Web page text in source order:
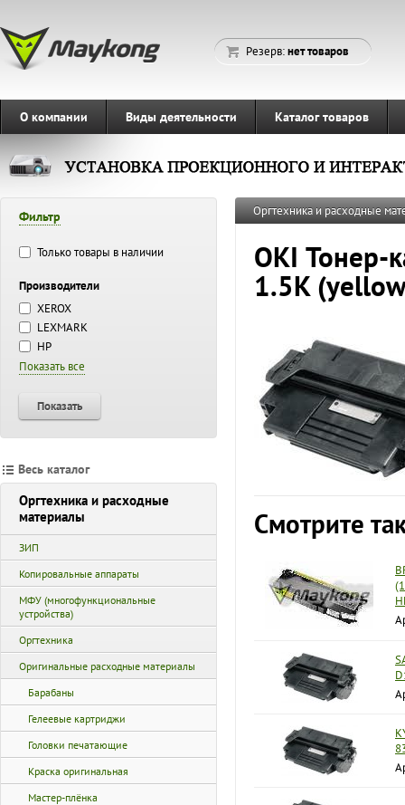
Резерв:нет товаров
О компании Виды деятельности Каталог товаров
Фильтр
Только товары в наличии
Производители
XEROX
LEXMARK
HP
Показать все
Показать
Весь каталог
Оргтехника и расходные
материалы
ЗИП
Копировальные аппараты
МФУ (многофункциональные
устройства)
Оргтехника
Оригинальные расходные материалы
Барабаны
Гелеевые картриджи
Головки печатающие
Краска оригинальная
Мастер-плёнка
Оргтехника и расходные
OKI
1.5K
Смотрите